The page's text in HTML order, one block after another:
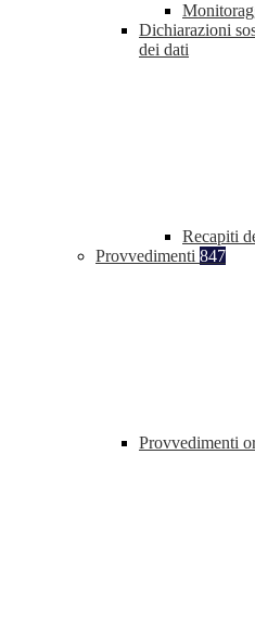
Dichiarazioni
dei dati
Recapiti
Provvedimenti 847
Provvedimenti